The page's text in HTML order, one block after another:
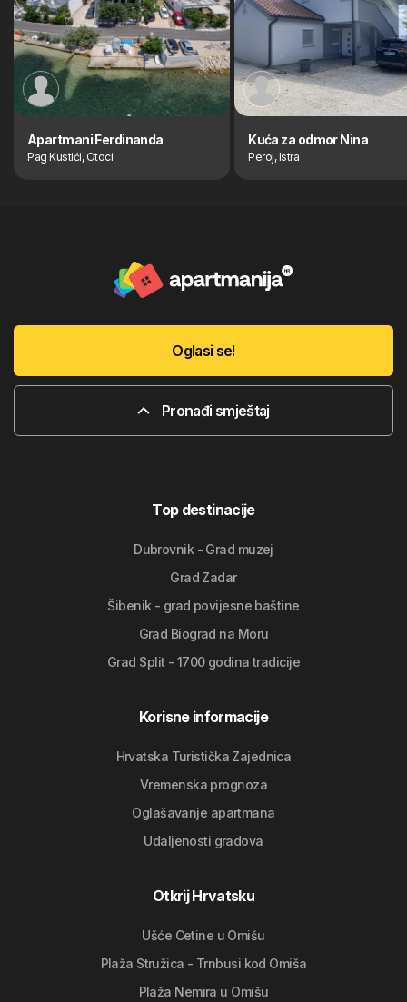
Apartmani Ferdinanda
Pag Kustići, Otoci
Kuća za odmor Nina
Peroj, Istra
Oglasi se!
Pronađi smještaj
Top destinacije
Dubrovnik - Grad muzej
Grad Zadar
Šibenik - grad povijesne baštine
Grad Biograd na Moru
Grad Split - 1700 godina tradicije
Korisne informacije
Hrvatska Turistička Zajednica
Vremenska prognoza
Oglašavanje apartmana
Udaljenosti gradova
Otkrij Hrvatsku
Ušće Cetine u Omišu
Plaža Stružica - Trnbusi kod Omiša
Plaža Nemira u Omišu